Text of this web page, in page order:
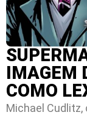
IMAGEM
COMO
Michael Cudlitz,